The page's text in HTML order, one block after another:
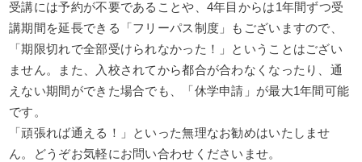
受講には予約が不要であることや、4年目からは1年間ずつ受
講期間を延長できる「フリーパス制度」もございますので、
「期限切れで全部受けられなかった！」ということはござい
ません。また、入校されてから都合が合わなくなったり、通
えない期間ができた場合でも、「休学申請」が最大1年間可能
です。
「頑張れば通える！」といった無理なお勧めはいたしませ
ん。どうぞお気軽にお問い合わせくださいませ。